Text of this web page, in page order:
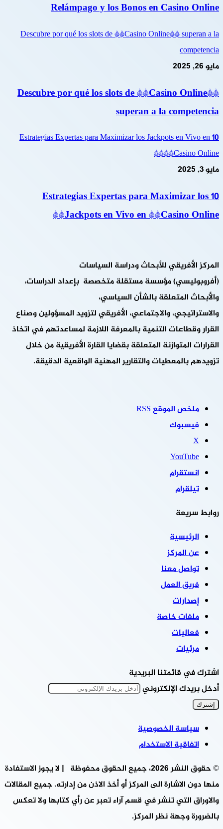
Relámpago y los Bonos en Casino Online
Descubre por qué los slots de **Casino Online** superan a la
competencia
مايو 26, 2025
Descubre por qué los slots de **Casino Online**
superan a la competencia
10 Estrategias Expertas para Maximizar los Jackpots en Vivo en
**Casino Online**
مايو 3, 2025
10 Estrategias Expertas para Maximizar los
Jackpots en Vivo en **Casino Online**
المركز الأفريقي للأبحاث ودراسة السياسات
(أفروبوليسي) مؤسسة مستقلة متخصصة بإعداد الدراسات،
والأبحاث المتعلقة بالشأن السياسي،
والاستراتيجي، والاجتماعي، الأفريقي لتزويد المسؤولين وصناع
القرار وقطاعات التنمية بالمعرفة اللازمة لمساعدتهم في اتخاذ
القرارات المتوازنة المتعلقة بقضايا القارة الأفريقية من خلال
تزويدهم بالمعطيات والتقارير المهنية الواقعية الدقيقة.
ملخص الموقع RSS
فيسبوك
‫X
‫YouTube
انستقرام
تيلقرام
روابط سريعة
الرئيسية
عن المركز
تواصل معنا
فريق العمل
إصدارات
ملفات خاصة
فعاليات
مرئيات
اشترك في قائمتنا البريدية
أدخل بريدك الإلكتروني
سياسة الخصوصية
اتفاقية الاستخدام
© حقوق النشر 2026، جميع الحقوق محفوظة | لا يجوز الاستفادة
منها دون الاشارة الى المركز أو أخذ الاذن من إدارته. جميع المقالات
والاوراق التي تنشر في قسم آراء تعبر عن رأي كتابها ولا تعكس
بالضرورة وجهة نظر المركز.